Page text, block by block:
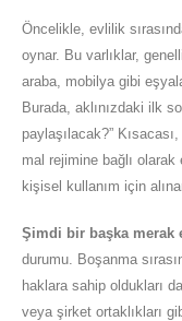
Öncelikle, evlilik
oynar. Bu varlıklar,
araba, mobilya gibi
Burada, aklınızdaki ilk
paylaşılacak?”
mal rejimine bağlı
kişisel kullanım için
Şimdi bir başka merak
durumu. Boşanma
haklara sahip oldukları
veya şirket ortaklıkları